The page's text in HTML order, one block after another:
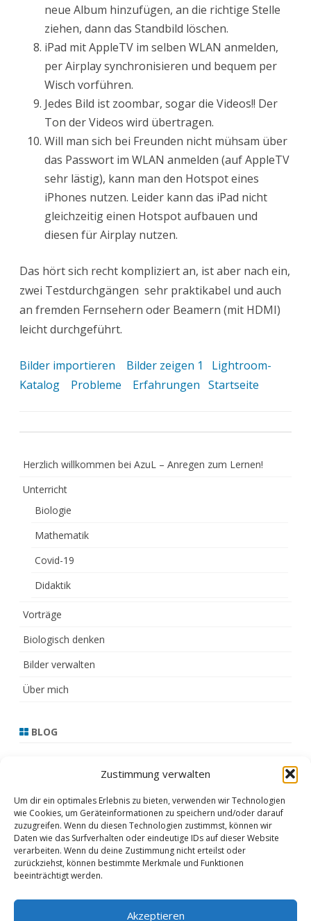
Zustimmung verwalten
Um dir ein optimales Erlebnis zu bieten, verwenden wir Technologien
wie Cookies, um Geräteinformationen zu speichern und/oder darauf
zuzugreifen. Wenn du diesen Technologien zustimmst, können wir
Daten wie das Surfverhalten oder eindeutige IDs auf dieser Website
verarbeiten. Wenn du deine Zustimmung nicht erteilst oder
zurückziehst, können bestimmte Merkmale und Funktionen
beeinträchtigt werden.
Akzeptieren
neue Album hinzufügen, an die richtige Stelle
ziehen, dann das Standbild löschen.
iPad mit AppleTV im selben WLAN anmelden,
per Airplay synchronisieren und bequem per
Wisch vorführen.
Jedes Bild ist zoombar, sogar die Videos!! Der
Ton der Videos wird übertragen.
Will man sich bei Freunden nicht mühsam über
das Passwort im WLAN anmelden (auf AppleTV
sehr lästig), kann man den Hotspot eines
iPhones nutzen. Leider kann das iPad nicht
gleichzeitig einen Hotspot aufbauen und
diesen für Airplay nutzen.
Das hört sich recht kompliziert an, ist aber nach ein,
zwei Testdurchgängen sehr praktikabel und auch
an fremden Fernsehern oder Beamern (mit HDMI)
leicht durchgeführt.
Bilder importieren Bilder zeigen 1
Lightroom-
Katalog
Probleme Erfahrungen Startseite
Herzlich willkommen bei AzuL – Anregen zum Lernen!
Unterricht
Biologie
Mathematik
Covid-19
Didaktik
Vorträge
Biologisch denken
Bilder verwalten
Über mich
BLOG
16.2.21
15.2.21
Februar 2021